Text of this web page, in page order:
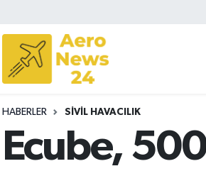
HABERLER SIVIL HAVACILIK
Ecube,